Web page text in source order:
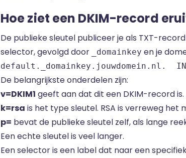
Hoe ziet een DKIM-record
De publieke sleutel publiceer je als TXT-record
selector, gevolgd door
_domainkey en je
default._domainkey.jouwdomein.nl.  IN
De belangrijkste onderdelen zijn:
v=DKIM1 geeft aan dat dit een DKIM-record
k=rsa is het type sleutel. RSA is verreweg het
p= bevat de publieke sleutel zelf, als lange
Een echte sleutel is veel langer.
Een selector is een label dat naar een